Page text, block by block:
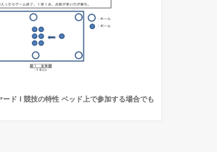
ド Ⅰ 競技の特性 ベッド上で参加する場合でも